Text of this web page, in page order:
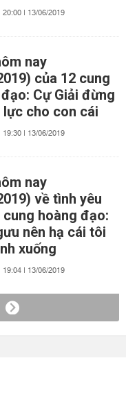
20:00 | 13/06/2019
nay
của 12 cung
Cự Giải đừng
lực cho con cái
19:30 | 13/06/2019
nay
về tình yêu
cung hoàng đạo:
nên hạ cái tôi
xuống
19:04 | 13/06/2019